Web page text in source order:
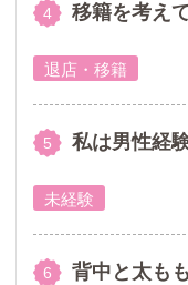
移籍を考え
退店・移籍
私は男性経
未経験
背中と太も